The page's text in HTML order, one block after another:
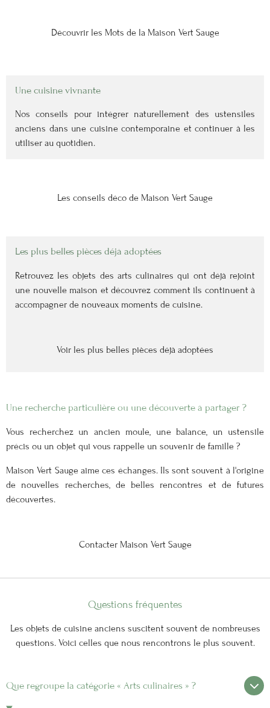
Découvrir les Mots de la Maison Vert Sauge
Une cuisine vivnante
Nos conseils pour intégrer naturellement des ustensiles
anciens dans une cuisine contemporaine et continuer à les
utiliser au quotidien.
Les conseils déco de Maison Vert Sauge
Les plus belles pièces déjà adoptées
Retrouvez les objets des arts culinaires qui ont déjà rejoint
une nouvelle maison et découvrez comment ils continuent à
accompagner de nouveaux moments de cuisine.
Voir les plus belles pièces déjà adoptées
Une recherche particulière ou une découverte à partager ?
Vous recherchez un ancien moule, une balance, un ustensile
précis ou un objet qui vous rappelle un souvenir de famille ?
Maison Vert Sauge aime ces échanges. Ils sont souvent à l'origine
de nouvelles recherches, de belles rencontres et de futures
découvertes.
Contacter Maison Vert Sauge
Questions fréquentes
Les objets de cuisine anciens suscitent souvent de nombreuses
questions. Voici celles que nous rencontrons le plus souvent.
Que regroupe la catégorie « Arts culinaires » ?